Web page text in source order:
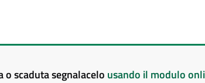
scaduta segnalacelo usando il modulo